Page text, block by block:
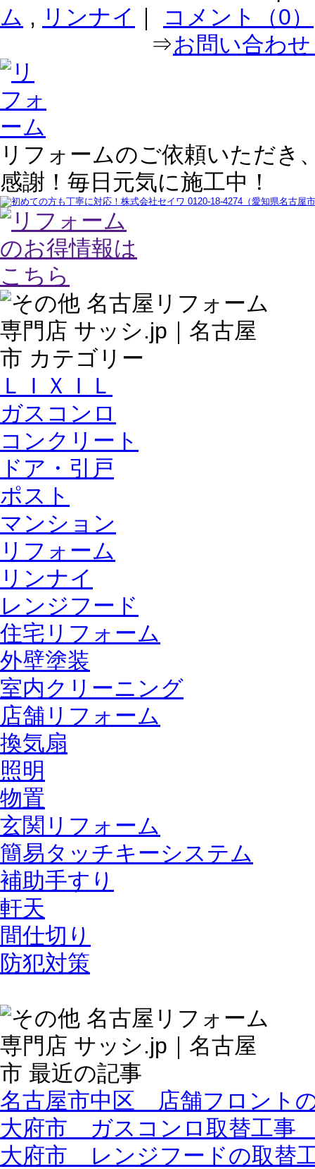
ム , リンナイ
コメント（0）
⇒お問い合わ
リフォームのご依頼いただき
感謝！毎日元気に施工中！
ＬＩＸＩＬ
ガスコンロ
コンクリート
ドア・引戸
ポスト
マンション
リフォーム
リンナイ
レンジフード
住宅リフォーム
外壁塗装
室内クリーニング
店舗リフォーム
換気扇
照明
物置
玄関リフォーム
簡易タッチキーシステム
補助手すり
軒天
間仕切り
防犯対策
名古屋市中区 店舗フロント
大府市 ガスコンロ取替工事
大府市 レンジフードの取替